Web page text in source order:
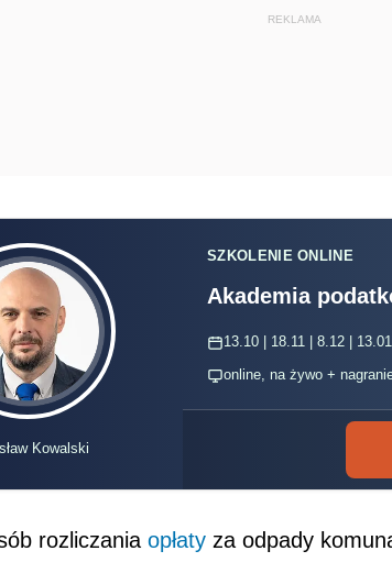
REKLAMA
Kowalski
SZKOLENIE ONLINE
Akademia
13.10 | 18.11 | 8.12 |
online, na żywo +
rozliczaniaopłaty za odpady